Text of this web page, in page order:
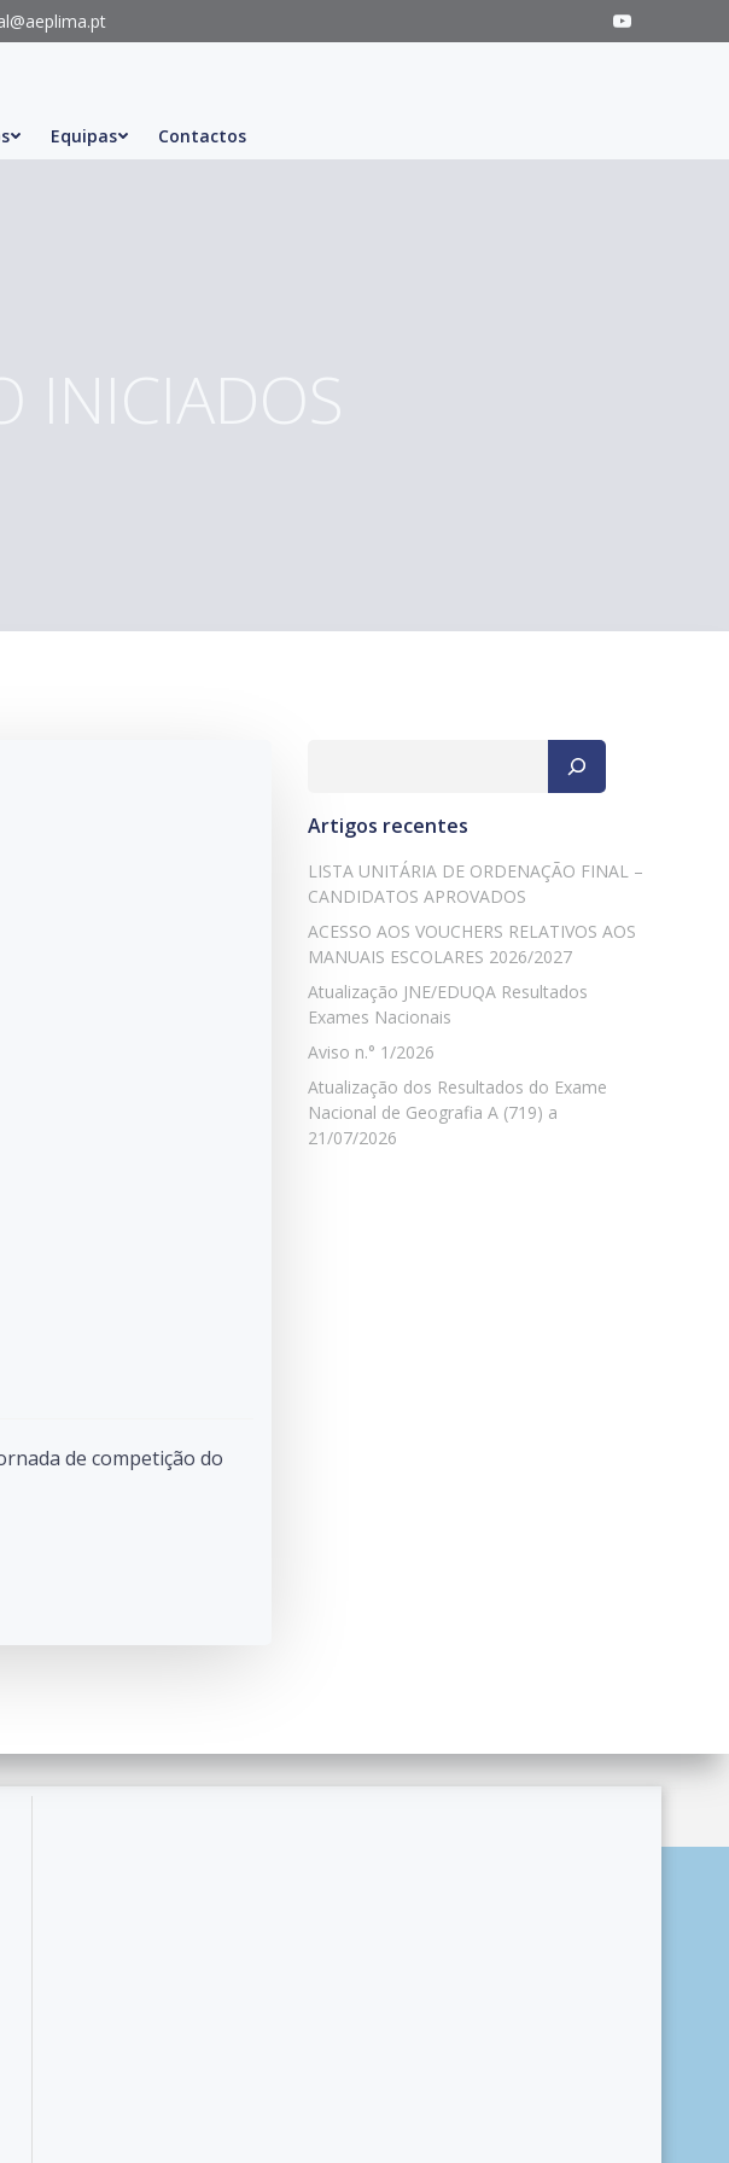
Equipas Contactos
INICIADOS
de competição do
Artigos recentes
LISTA UNITÁRIA DE ORDENAÇÃO FINAL –
CANDIDATOS APROVADOS
ACESSO AOS VOUCHERS RELATIVOS AOS
MANUAIS ESCOLARES 2026/2027
Atualização JNE/EDUQA Resultados
Exames Nacionais
Aviso n.° 1/2026
Atualização dos Resultados do Exame
Nacional de Geografia A (719) a
21/07/2026
for free using WordPress and